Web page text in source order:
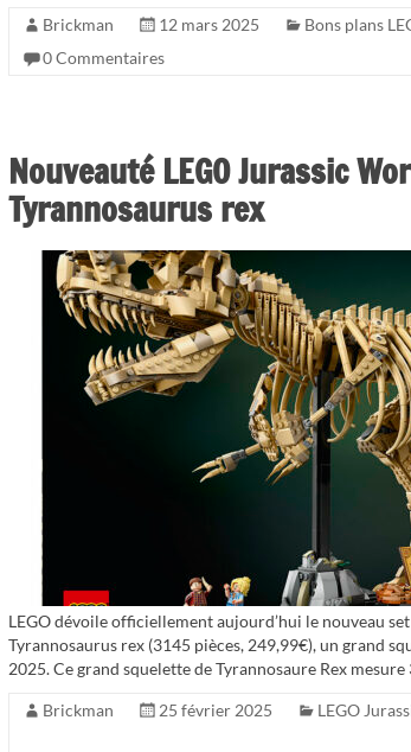
Brickman 12 mars 2025 Bons plans
0 Commentaires
Nouveauté LEGO Jurassic
Tyrannosaurus rex
LEGO dévoile officiellement aujourd’hui le nouveau
Tyrannosaurus rex (3145 pièces, 249,99€), un grand
2025. Ce grand squelette de Tyrannosaure Rex mesure
Brickman 25 février 2025 LEGO